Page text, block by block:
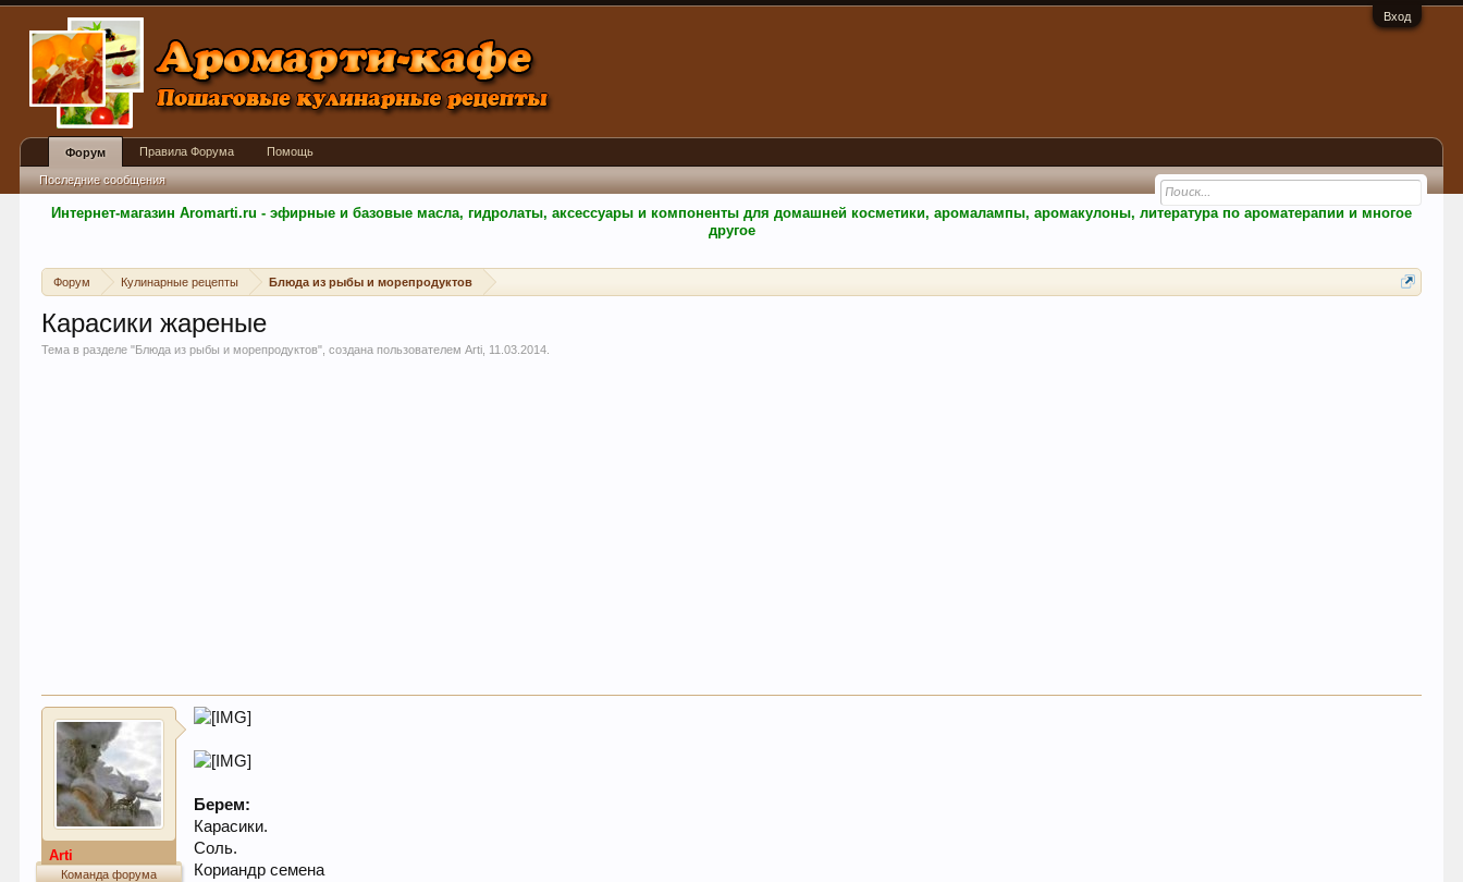
Вход
Интернет-магазин Aromarti.ru - эфирные и базовые масла, гидролаты, аксессуары и компоненты для домашней косметики, аромалампы, аромакулоны, литература по ароматерапии и многое
другое
Форум Кулинарные рецепты Блюда из рыбы и морепродуктов
Карасики жареные
Тема в разделе "Блюда из рыбы и морепродуктов", создана пользователемArti 11.03.2014
Arti
Команда форума
Берем:
Карасики.
Соль.
Кориандр семена
Форум
Последние сообщения
Правила Форума Помощь